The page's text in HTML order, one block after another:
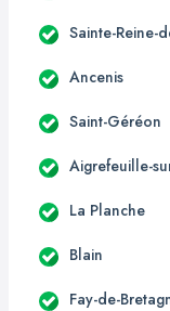
Sainte-Reine-
Ancenis
Saint-Géréon
Aigrefeuille-
La Planche
Blain
Fay-de-